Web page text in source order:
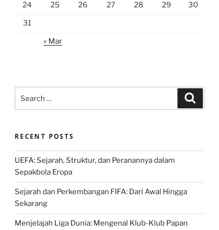
24 25 26 27 28 29 30
31
« Mar
for:
RECENT POSTS
UEFA: Sejarah, Struktur, dan Peranannya dalam
Sepakbola Eropa
Sejarah dan Perkembangan FIFA: Dari Awal Hingga
Sekarang
Menjelajah Liga Dunia: Mengenal Klub-Klub Papan